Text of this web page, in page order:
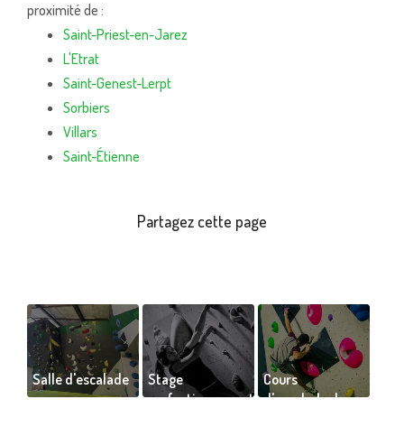
proximité de :
Saint-Priest-en-Jarez
L'Etrat
Saint-Genest-Lerpt
Sorbiers
Villars
Saint-Étienne
Salle d'escalade
Stage
perfectionnement
Cours
d'escalade de